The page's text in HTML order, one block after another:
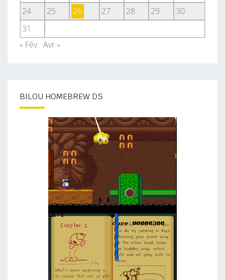
24
25 26 27 28 29
30
31
« Fév Avr »
BILOU HOMEBREW DS